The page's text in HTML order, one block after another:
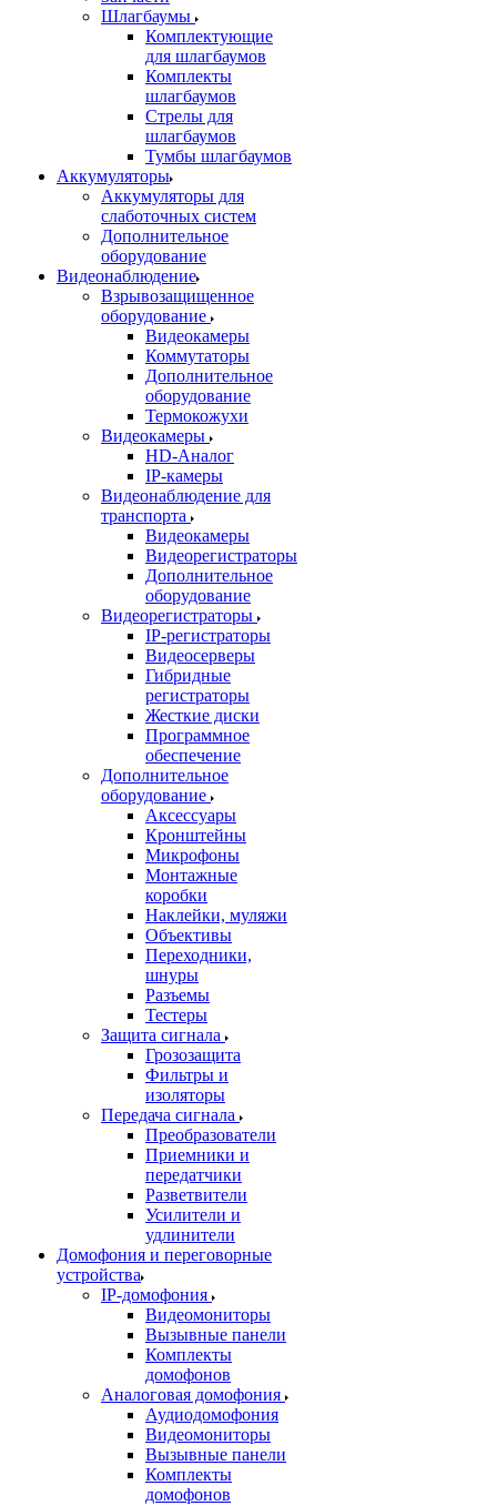
Шлагбаумы
Комплектующие
для шлагбаумов
Комплекты
шлагбаумов
Стрелы для
шлагбаумов
Тумбы шлагбаумов
Аккумуляторы
Аккумуляторы для
слаботочных систем
Дополнительное
оборудование
Видеонаблюдение
Взрывозащищенное
оборудование
Видеокамеры
Коммутаторы
Дополнительное
оборудование
Термокожухи
Видеокамеры
HD-Аналог
IP-камеры
Видеонаблюдение для
транспорта
Видеокамеры
Видеорегистраторы
Дополнительное
оборудование
Видеорегистраторы
IP-регистраторы
Видеосерверы
Гибридные
регистраторы
Жесткие диски
Программное
обеспечение
Дополнительное
оборудование
Аксессуары
Кронштейны
Микрофоны
Монтажные
коробки
Наклейки, муляжи
Объективы
Переходники,
шнуры
Разъемы
Тестеры
Защита сигнала
Грозозащита
Фильтры и
изоляторы
Передача сигнала
Преобразователи
Приемники и
передатчики
Разветвители
Усилители и
удлинители
Домофония и переговорные
устройства
IP-домофония
Видеомониторы
Вызывные панели
Комплекты
домофонов
Аналоговая домофония
Аудиодомофония
Видеомониторы
Вызывные панели
Комплекты
домофонов